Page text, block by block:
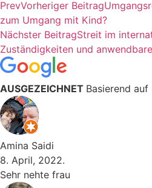
PrevVorheriger Beitrag
zum Umgang mit Kind?
Nächster BeitragStreit im
Zuständigkeiten und
AUSGEZEICHNET Basierend auf
Amina Saidi
8. April, 2022.
Sehr nehte frau